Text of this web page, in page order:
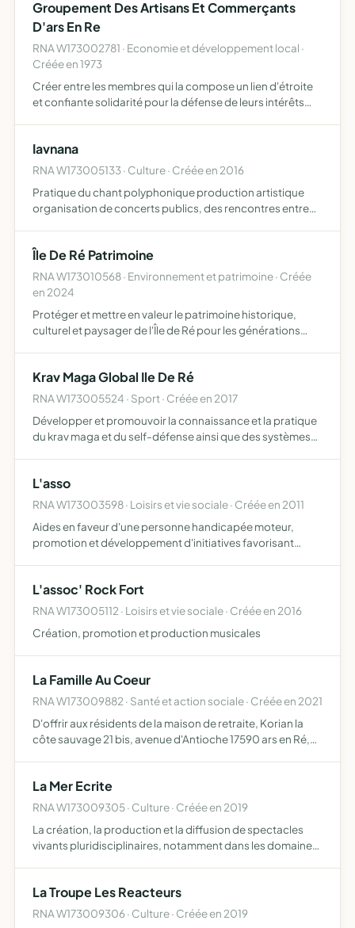
Groupement Des Artisans Et Commerçants
D'ars En Re
RNA W173002781 · Economie et développement local ·
Créée en 1973
Créer entre les membres qui la compose un lien d'étroite
et confiante solidarité pour la défense de leurs intérêts
le bie…
Iavnana
RNA W173005133 · Culture · Créée en 2016
Pratique du chant polyphonique production artistique
organisation de concerts publics, des rencontres entre
Île De Ré Patrimoine
RNA W173010568 · Environnement et patrimoine · Créée
en 2024
Protéger et mettre en valeur le patrimoine historique,
culturel et paysager de l'Île de Ré pour les générations
Krav Maga Global Ile De Ré
RNA W173005524 · Sport · Créée en 2017
Développer et promouvoir la connaissance et la pratique
du krav maga et du self-défense ainsi que des systèmes
c…
L'asso
RNA W173003598 · Loisirs et vie sociale · Créée en 2011
Aides en faveur d'une personne handicapée moteur,
promotion et développement d'initiatives favorisant
L'assoc' Rock Fort
RNA W173005112 · Loisirs et vie sociale · Créée en 2016
Création, promotion et production musicales
La Famille Au Coeur
RNA W173009882 · Santé et action sociale · Créée en 2021
D'offrir aux résidents de la maison de retraite, Korian la
côte sauvage 21 bis, avenue d'Antioche 17590 ars en Ré,
La Mer Ecrite
RNA W173009305 · Culture · Créée en 2019
La création, la production et la diffusion de spectacles
vivants pluridisciplinaires, notamment dans les domaines
La Troupe Les Reacteurs
RNA W173009306 · Culture · Créée en 2019